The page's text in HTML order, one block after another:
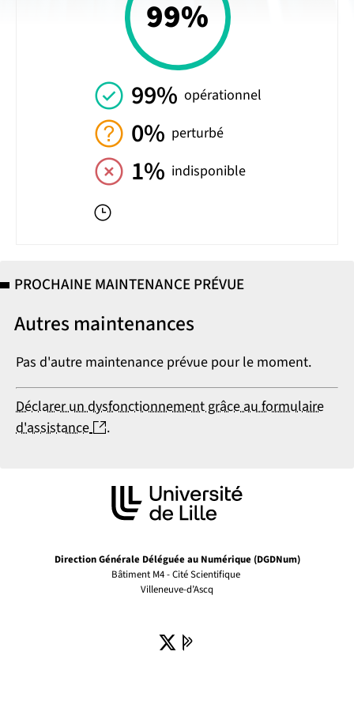
99%
99% opérationnel
0% perturbé
1% indisponible
PROCHAINE MAINTENANCE PRÉVUE
Autres maintenances
Pas d'autre maintenance prévue pour le moment.
Déclarer un dysfonctionnement grâce au formulaire
d'assistance
(nouvelle fenêtre)
.
Direction Générale Déléguée au Numérique (DGDNum)
Bâtiment M4 - Cité Scientifique
Villeneuve-d’Ascq
X ( )
(nouvelle fenêtre)